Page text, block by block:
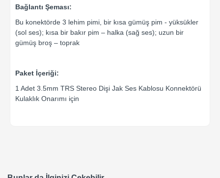
Bağlantı Şeması:
Bu konektörde 3 lehim pimi, bir kısa gümüş pim - yüksükler
(sol ses); kısa bir bakır pim – halka (sağ ses); uzun bir
gümüş broş – toprak
Paket İçeriği:
1 Adet 3.5mm TRS Stereo Dişi Jak Ses Kablosu Konnektörü
Kulaklık Onarımı için